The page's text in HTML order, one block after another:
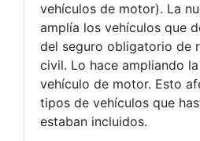
vehículos de motor). La
amplía los vehículos que
del seguro obligatorio de
civil. Lo hace ampliando
vehículo de motor. Esto
tipos de vehículos que
estaban incluidos.